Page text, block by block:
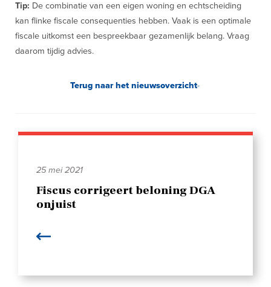
Tip: De combinatie van een eigen woning en echtscheiding
kan flinke fiscale consequenties hebben. Vaak is een optimale
fiscale uitkomst een bespreekbaar gezamenlijk belang. Vraag
daarom tijdig advies.
Terug naar het nieuwsoverzicht
25 mei 2021
Fiscus corrigeert beloning DGA
onjuist